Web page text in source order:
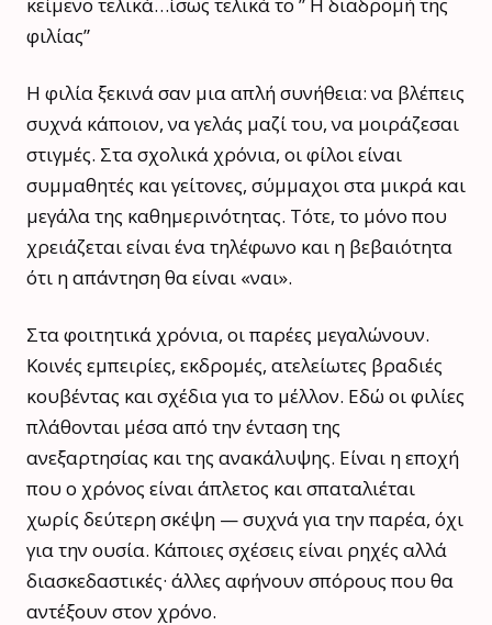
φιλίας”
Η φιλία ξεκινά σαν μια απλή συνήθεια: να βλέπεις
συχνά κάποιον, να γελάς μαζί του, να μοιράζεσαι
στιγμές. Στα σχολικά χρόνια, οι φίλοι είναι
συμμαθητές και γείτονες, σύμμαχοι στα μικρά και
μεγάλα της καθημερινότητας. Τότε, το μόνο που
χρειάζεται είναι ένα τηλέφωνο και η βεβαιότητα
ότι η απάντηση θα είναι «ναι».
Στα φοιτητικά χρόνια, οι παρέες μεγαλώνουν.
Κοινές εμπειρίες, εκδρομές, ατελείωτες βραδιές
κουβέντας και σχέδια για το μέλλον. Εδώ οι φιλίες
πλάθονται μέσα από την ένταση της
ανεξαρτησίας και της ανακάλυψης. Είναι η εποχή
που ο χρόνος είναι άπλετος και σπαταλιέται
χωρίς δεύτερη σκέψη — συχνά για την παρέα, όχι
για την ουσία. Κάποιες σχέσεις είναι ρηχές αλλά
διασκεδαστικές· άλλες αφήνουν σπόρους που θα
αντέξουν στον χρόνο.